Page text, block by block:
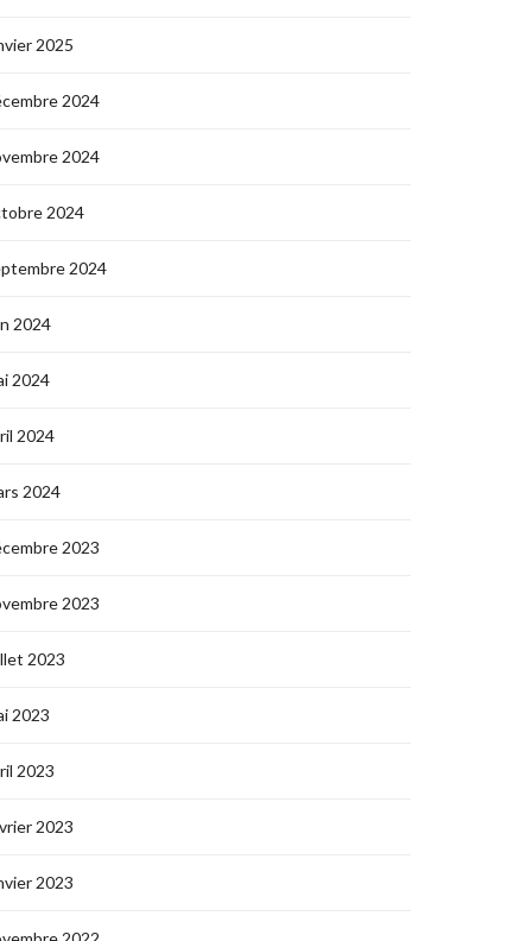
2025
2024
2024
2024
2024
2024
2024
2024
2024
2023
2023
2023
2023
2023
2023
2023